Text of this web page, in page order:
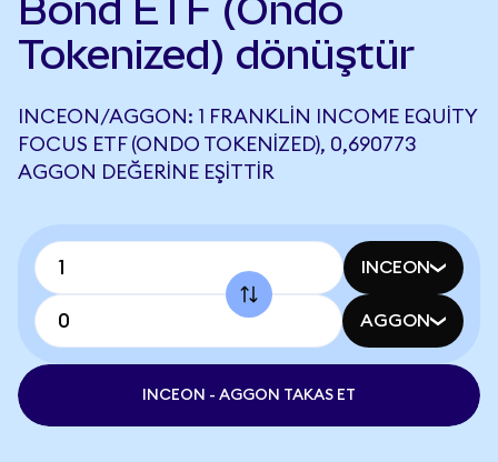
Bond ETF (Ondo
Tokenized) dönüştür
INCEON/AGGON: 1 FRANKLIN INCOME EQUITY
FOCUS ETF (ONDO TOKENIZED), 0,690773
AGGON DEĞERINE EŞITTIR
INCEON
AGGON
INCEON - AGGON TAKAS ET